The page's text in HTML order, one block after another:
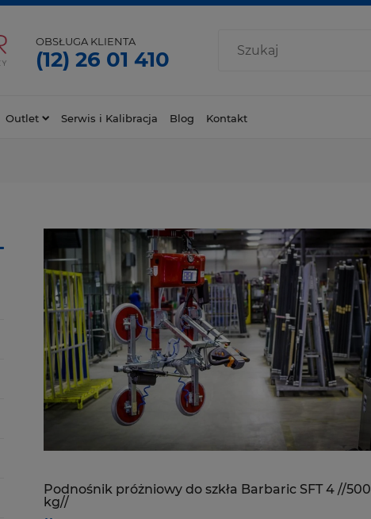
OBSŁUGA KLIENTA
(12) 26 01 410
Outlet Serwis i Kalibracja Blog Kontakt
Podnośnik próżniowy do szkła Barbaric SFT 4 //500
kg//